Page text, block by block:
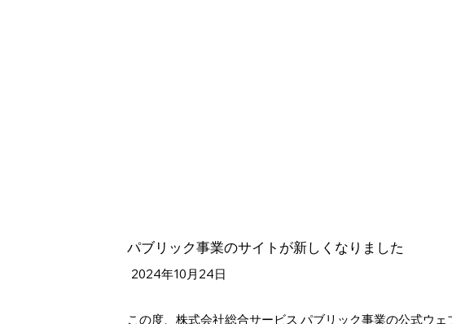
パブリック事業のサイトが新しくなりました
2024年10月24日
この度、株式会社総合サービス パブリック事業の公式ウ